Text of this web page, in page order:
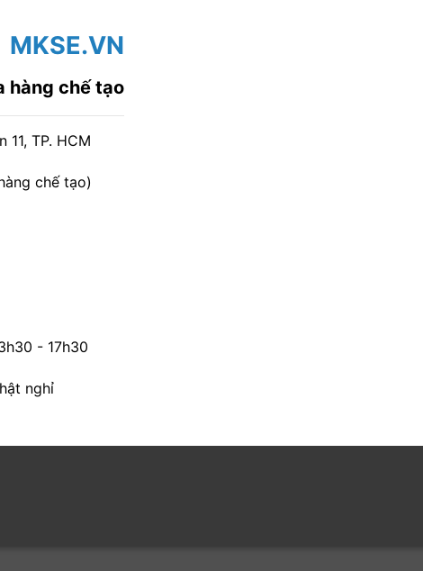
MKSE.VN
hàng chế tạo
11, TP. HCM
chế tạo)
- 17h30
nghỉ